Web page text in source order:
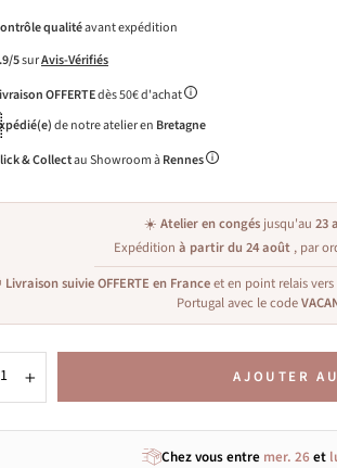
qualitéavant expédition
5surAvis-Vérifiés
OFFERTEdès 50€ d'achat
de notre atelier en Bretagne
& Collectau Showroom àRennes
☀️ Atelier en congés jusqu'au 23
Expédition à partir du 24 août , par
Livraison suivie OFFERTE en Franceet en point relais vers
Portugal avec le code
+
AJOUTER
Chez vous entre mer. 26et